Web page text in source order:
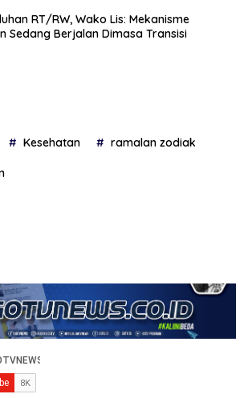
RT/RW, Wako Lis: Mekanisme
Sedang Berjalan Dimasa Transisi
Kesehatan ramalan zodiak